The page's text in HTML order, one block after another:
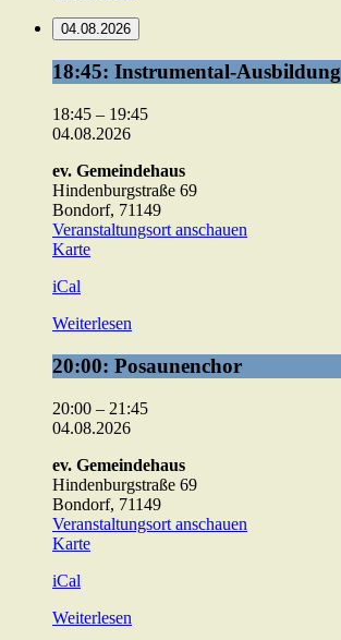
04.08.2026
18:45:
Instrumental-
Ausbildung
18:45: Instrumental-Ausbildung
18:45 – 19:45
04.08.2026
ev. Gemeindehaus
Hindenburgstraße 69
Bondorf, 71149
Veranstaltungsort anschauen
Karteev.
iCal
Weiterlesen
20:00:
Posaunenchor
20:00: Posaunenchor
20:00 – 21:45
04.08.2026
ev. Gemeindehaus
Hindenburgstraße 69
Bondorf, 71149
Veranstaltungsort anschauen
Karteev.
iCal
Weiterlesen